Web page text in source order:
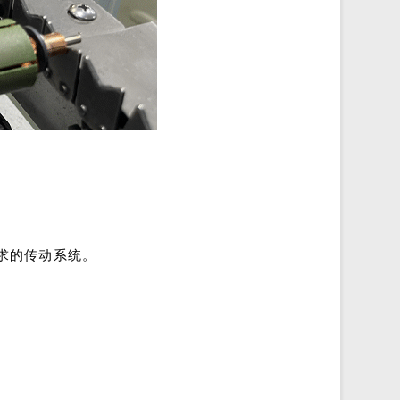
传动系统。